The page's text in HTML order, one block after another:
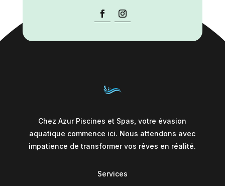
Chez Azur Piscines et Spas, votre évasion
aquatique commence ici. Nous attendons avec
impatience de transformer vos rêves en réalité.
Services